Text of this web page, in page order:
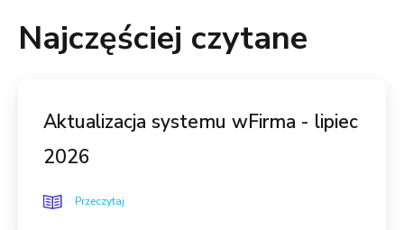
Najczęściej czytane
Aktualizacja systemu wFirma - lipiec
2026
Przeczytaj